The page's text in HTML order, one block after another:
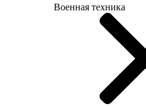
Военная техника